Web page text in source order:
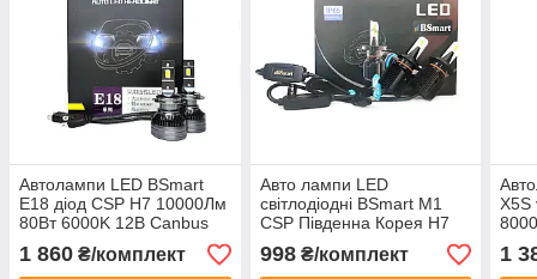
Автолампи LED BSmart
E18 діод CSP H7 10000Лм
80Вт 6000K 12В Canbus
1 860 ₴/комплект
Авто лампи LED
світлодіодні BSmart M1
CSP Південна Корея H7
8000Лм 40Вт 12-24В
998₴/комплект
X5S
1